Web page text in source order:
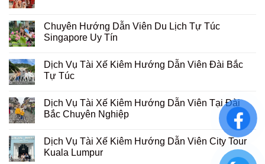
Chuyên Hướng Dẫn Viên Du Lịch Tự Túc
Singapore Uy Tín
Dịch Vụ Tài Xế Kiêm Hướng Dẫn Viên Đài Bắc
Tự Túc
Dịch Vụ Tài Xế Kiêm Hướng Dẫn Viên Tại Đài
Bắc Chuyên Nghiệp
Dịch Vụ Tài Xế Kiêm Hướng Dẫn Viên City Tour
Kuala Lumpur